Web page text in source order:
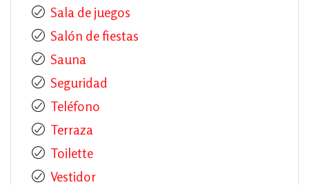
Sala de juegos
Salón de fiestas
Sauna
Seguridad
Teléfono
Terraza
Toilette
Vestidor